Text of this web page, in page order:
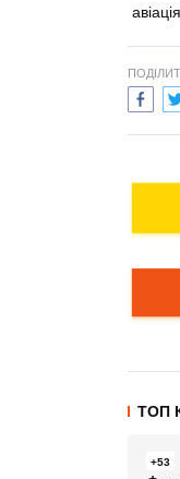
авіація
ТОП
+53